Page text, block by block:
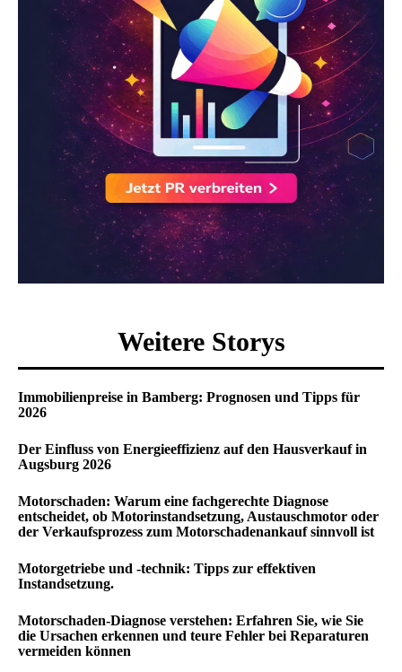
Weitere Storys
Immobilienpreise in Bamberg: Prognosen und Tipps für
2026
Der Einfluss von Energieeffizienz auf den Hausverkauf in
Augsburg 2026
Motorschaden: Warum eine fachgerechte Diagnose
entscheidet, ob Motorinstandsetzung, Austauschmotor oder
der Verkaufsprozess zum Motorschadenankauf sinnvoll ist
Motorgetriebe und -technik: Tipps zur effektiven
Instandsetzung.
Motorschaden-Diagnose verstehen: Erfahren Sie, wie Sie
die Ursachen erkennen und teure Fehler bei Reparaturen
vermeiden können